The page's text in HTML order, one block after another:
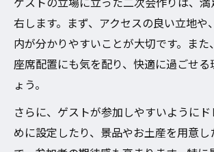
右します。まず、アクセスの良い立地や
内が分かりやすいことが大切です。また
座席配置にも気を配り、快適に過ごせる
ょう。
さらに、ゲストが参加しやすいように
めに設定したり、景品やお土産を用意し